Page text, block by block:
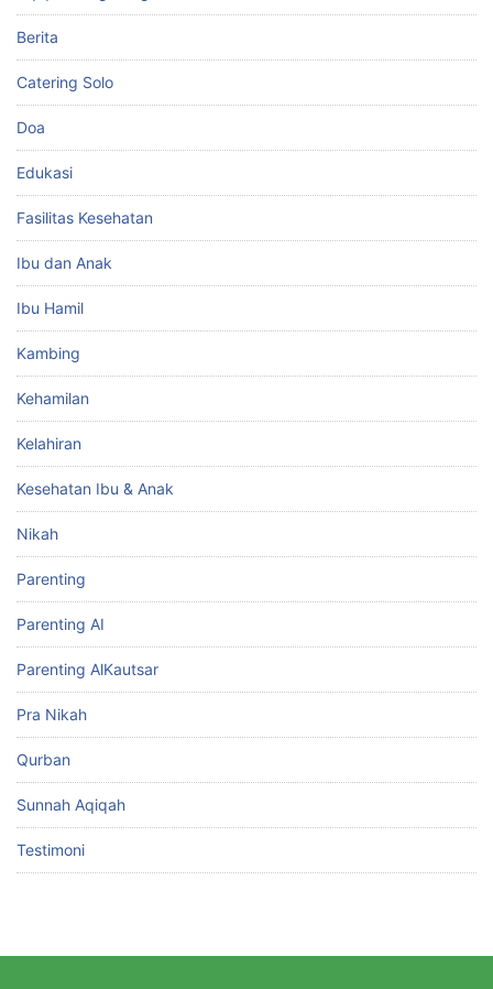
Berita
Catering Solo
Doa
Edukasi
Fasilitas Kesehatan
Ibu dan Anak
Ibu Hamil
Kambing
Kehamilan
Kelahiran
Kesehatan Ibu & Anak
Nikah
Parenting
Parenting AI
Parenting AlKautsar
Pra Nikah
Qurban
Sunnah Aqiqah
Testimoni